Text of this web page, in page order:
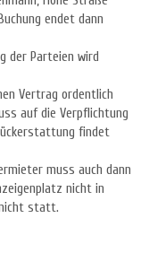
endet dann
der Parteien wird
Vertrag ordentlich
auf die Verpflichtung
findet
muss auch dann
nicht in
statt.